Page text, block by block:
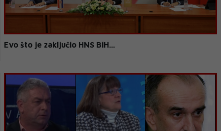
Evo što je zaključio HNS BiH...